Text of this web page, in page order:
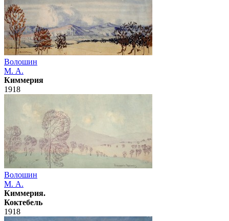
Волошин
М. А.
Киммерия
1918
Волошин
М. А.
Киммерия.
Коктебель
1918